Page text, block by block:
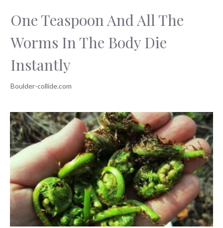
One Teaspoon And All The
Worms In The Body Die
Instantly